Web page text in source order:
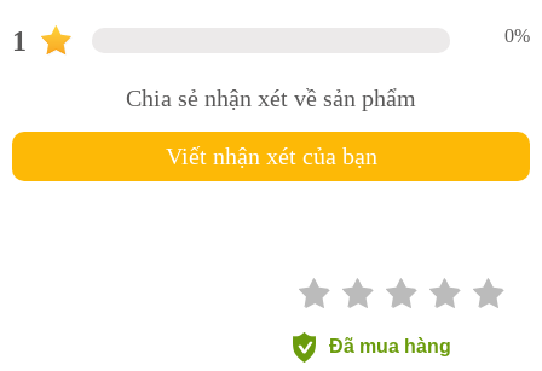
1 0%
Chia sẻ nhận xét về sản phẩm
Viết nhận xét của bạn
Đã mua hàng